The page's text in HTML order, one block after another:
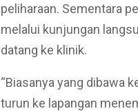
peliharaan. Sementara
melalui kunjungan
datang ke klinik.
“Biasanya yang dibawa
turun ke lapangan